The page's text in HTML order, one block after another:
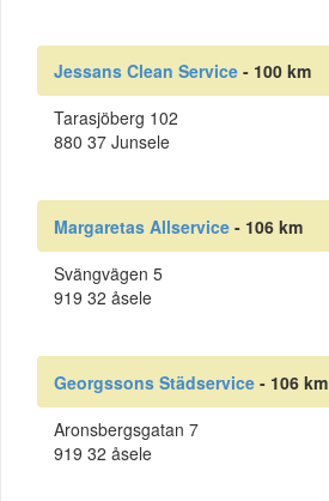
Jessans Clean Service - 100 km
Tarasjöberg 102
880 37 Junsele
Margaretas Allservice - 106 km
Svängvägen 5
919 32 åsele
Georgssons Städservice - 106 km
Aronsbergsgatan 7
919 32 åsele